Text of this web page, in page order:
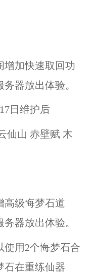
加快速取回功
务器放出体验。
日维护后
仙山 赤壁赋 木
高级悔梦石道
务器放出体验。
用2个悔梦石合
石在重练仙器